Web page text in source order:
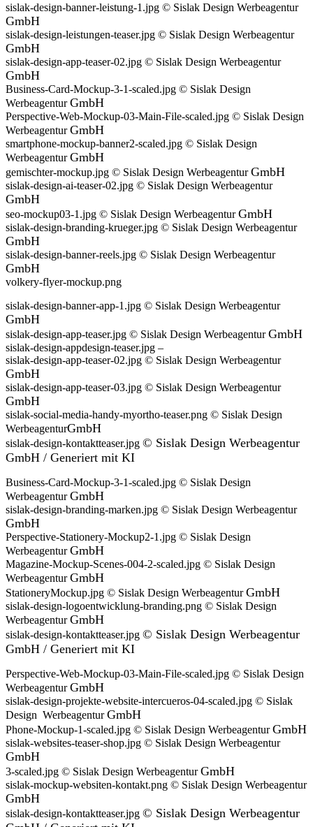
sislak-design-banner-leistung-1.jpg © Sislak Design Werbeagentur
GmbH
sislak-design-leistungen-teaser.jpg © Sislak Design Werbeagentur
GmbH
sislak-design-app-teaser-02.jpg © Sislak Design Werbeagentur
GmbH
Business-Card-Mockup-3-1-scaled.jpg © Sislak Design
WerbeagenturGmbH
Perspective-Web-Mockup-03-Main-File-scaled.jpg © Sislak Design
WerbeagenturGmbH
smartphone-mockup-banner2-scaled.jpg © Sislak Design
WerbeagenturGmbH
gemischter-mockup.jpg © Sislak Design WerbeagenturGmbH
sislak-design-ai-teaser-02.jpg © Sislak Design Werbeagentur
GmbH
seo-mockup03-1.jpg © Sislak Design WerbeagenturGmbH
sislak-design-branding-krueger.jpg © Sislak Design Werbeagentur
GmbH
sislak-design-banner-reels.jpg © Sislak Design Werbeagentur
GmbH
volkery-flyer-mockup.png
sislak-design-banner-app-1.jpg © Sislak Design Werbeagentur
GmbH
sislak-design-app-teaser.jpg © Sislak Design WerbeagenturGmbH
sislak-design-appdesign-teaser.jpg –
sislak-design-app-teaser-02.jpg © Sislak Design Werbeagentur
GmbH
sislak-design-app-teaser-03.jpg © Sislak Design Werbeagentur
GmbH
sislak-social-media-handy-myortho-teaser.png © Sislak Design
WerbeagenturGmbH
sislak-design-kontaktteaser.jpg © Sislak Design Werbeagentur
GmbH / Generiert mit KI
Business-Card-Mockup-3-1-scaled.jpg © Sislak Design
WerbeagenturGmbH
sislak-design-branding-marken.jpg © Sislak Design Werbeagentur
GmbH
Perspective-Stationery-Mockup2-1.jpg © Sislak Design
WerbeagenturGmbH
Magazine-Mockup-Scenes-004-2-scaled.jpg © Sislak Design
WerbeagenturGmbH
StationeryMockup.jpg © Sislak Design WerbeagenturGmbH
sislak-design-logoentwicklung-branding.png © Sislak Design
WerbeagenturGmbH
sislak-design-kontaktteaser.jpg © Sislak Design Werbeagentur
GmbH / Generiert mit KI
Perspective-Web-Mockup-03-Main-File-scaled.jpg © Sislak Design
WerbeagenturGmbH
sislak-design-projekte-website-intercueros-04-scaled.jpg © Sislak
Design WerbeagenturGmbH
Phone-Mockup-1-scaled.jpg © Sislak Design WerbeagenturGmbH
sislak-websites-teaser-shop.jpg © Sislak Design Werbeagentur
GmbH
3-scaled.jpg © Sislak Design WerbeagenturGmbH
sislak-mockup-websiten-kontakt.png © Sislak Design Werbeagentur
GmbH
sislak-design-kontaktteaser.jpg © Sislak Design Werbeagentur